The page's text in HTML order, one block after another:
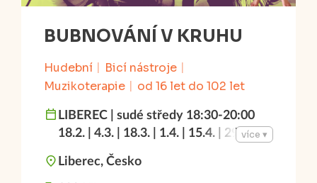
BUBNOVÁNÍ V KRUHU
Hudební
Bicí nástroje
Muzikoterapie
od 16 let do 102 let
LIBEREC | sudé středy 18:30-20:00
18.2. | 4.3. | 18.3. | 1.4. | 15.4. | 29.4. |
13.5. | 27.5. | 10.6.
více ▾
Liberec, Česko